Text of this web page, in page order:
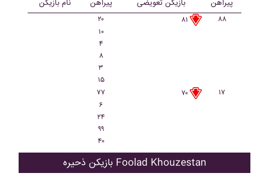
نام بازیکن پیراهن بازیکن تعویضی پیراهن
۲۰ ۸۱
۸۸
۱۰
۴
۸
۳
۱۵
۷۷
۷۰
۱۷
۶
۲۴
۹۹
۴۰
بازیکن ذحیره Foolad Khouzestan